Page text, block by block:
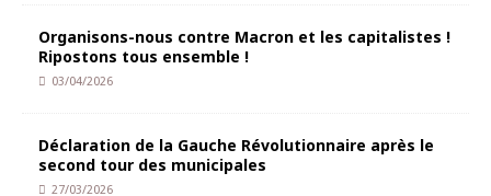
Organisons-nous contre Macron et les capitalistes !
Ripostons tous ensemble !
03/04/2026
Déclaration de la Gauche Révolutionnaire après le
second tour des municipales
27/03/2026